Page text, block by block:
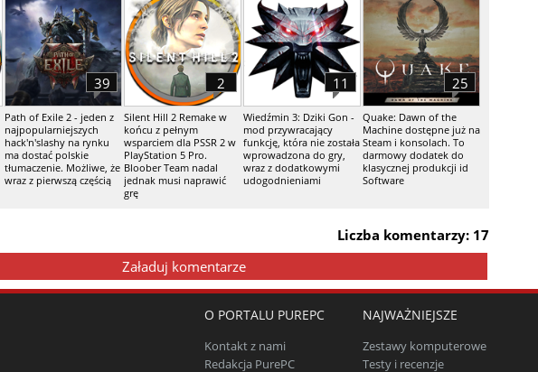
Path of Exile 2 - jeden z
najpopularniejszych
hack'n'slashy na rynku
ma dostać polskie
tłumaczenie. Możliwe, że
wraz z pierwszą częścią
39
Silent Hill 2 Remake w
końcu z pełnym
wsparciem dla PSSR 2 w
PlayStation 5 Pro.
Bloober Team nadal
jednak musi naprawić
grę
2
Wiedźmin 3: Dziki Gon -
mod przywracający
funkcję, która nie została
wprowadzona do gry,
wraz z dodatkowymi
udogodnieniami
11
Quake: Dawn of the
Machine dostępne już na
Steam i konsolach. To
darmowy dodatek do
klasycznej produkcji id
Software
25
Liczba komentarzy: 17
Załaduj komentarze
O PORTALU PUREPC
Kontakt z nami
Redakcja PurePC
NAJWAŻNIEJSZE
Zestawy komputerowe
Testy i recenzje